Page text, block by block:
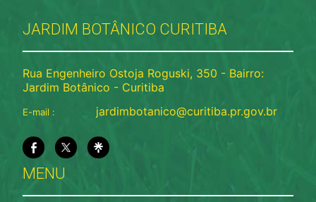
JARDIM BOTÂNICO CURITIBA
Rua Engenheiro Ostoja Roguski, 350 - Bairro:
Jardim Botânico - Curitiba
E-mail : jardimbotanico@curitiba.pr.gov.br
MENU